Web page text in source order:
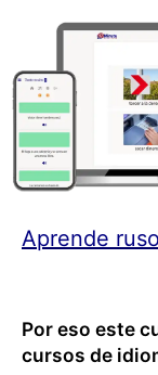
Aprende
Por eso este
cursos de